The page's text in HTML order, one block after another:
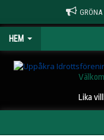
GRÖNA
HEM
Lika